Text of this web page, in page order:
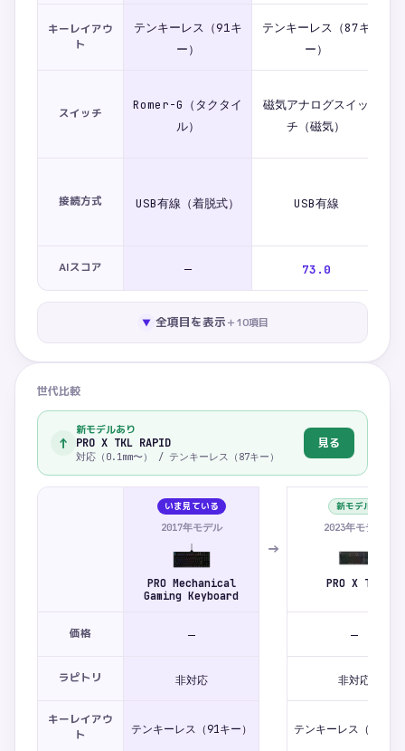
キーレイアウ
ト
テンキーレス（91キ
ー）
テンキーレス（87キ
ー）
スイッチ
Romer-G（タクタイ
ル）
磁気アナログスイッ
チ（磁気）
接続方式 USB有線（着脱式） USB有線
AIスコア — 73.0
▼ 全項目を表示＋10項目
世代比較
↑
新モデルあり
PRO X TKL RAPID
対応（0.1mm〜） / テンキーレス（87キー）
見る
いま見ている
2017年モデル
PRO Mechanical
Gaming Keyboard
→
新モデル
2023年モデル
PRO X TKL
価格 — —
ラピトリ 非対応 非対応
キーレイアウ
ト
テンキーレス（91キー） テンキーレス（87キ